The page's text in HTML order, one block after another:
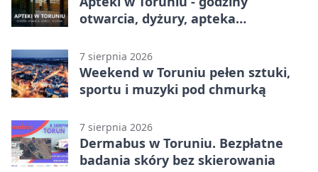
otwarcia, dyżury, apteka
7 sierpnia 2026
Weekend w Toruniu pełen sztuki,
sportu i muzyki pod chmurką
7 sierpnia 2026
Dermabus w Toruniu. Bezpłatne
badania skóry bez skierowania